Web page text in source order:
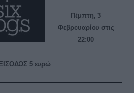
Πέμπτη, 3
Φεβρουαρίου στις
22:00
ΕΙΣΟΔΟΣ 5 ευρώ